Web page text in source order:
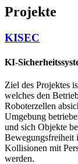
Projekte
KISEC
KI-
Ziel des Projektes
welches den
Roboterzellen
Umgebung
und sich Objekte
Bewegungsfreiheit
Kollisionen mit
werden.